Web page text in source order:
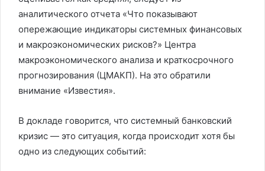
аналитического отчета «Что показывают
опережающие индикаторы системных финансовых
и макроэкономических рисков?» Центра
макроэкономического анализа и краткосрочного
прогнозирования (ЦМАКП). На это обратили
внимание «Известия».
В докладе говорится, что системный банковский
кризис — это ситуация, когда происходит хотя бы
одно из следующих событий: